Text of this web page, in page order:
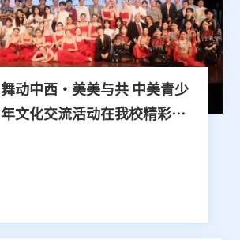
舞动中西・美美与共 中美青少
年文化交流活动在我校精彩上